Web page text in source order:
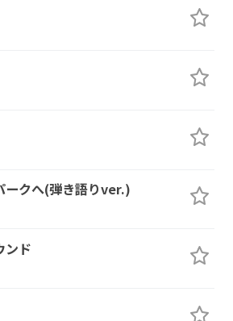
ークへ(弾き語りver.)
ンド